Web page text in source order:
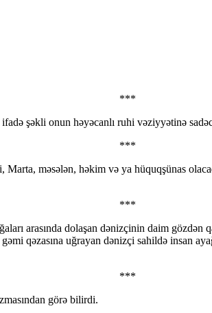
***
şəkli onun həyəcanlı ruhi vəziyyətinə
***
məsələn, həkim və ya hüquqşünas
***
arasında dolaşan dənizçinin daim gözdən
qəzasına uğrayan dənizçi sahildə insan
***
görə bilirdi.